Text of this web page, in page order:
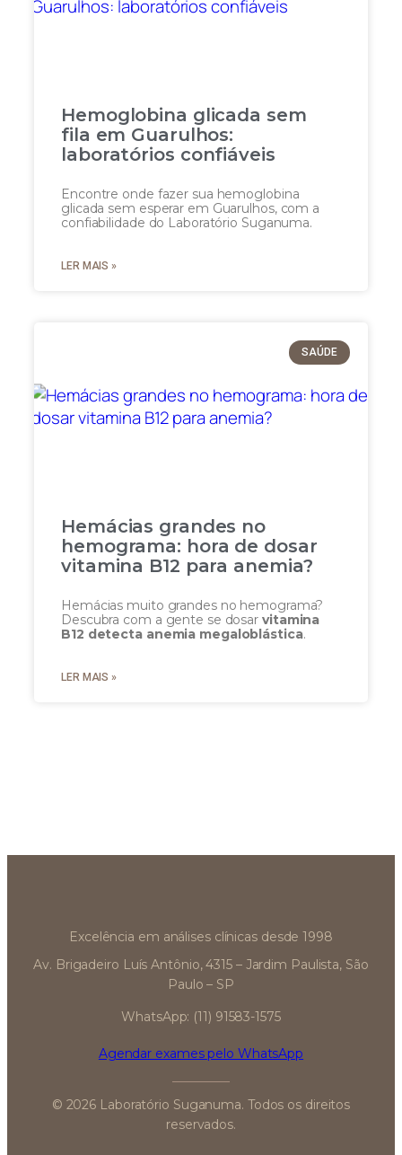
Hemoglobina glicada sem
fila em Guarulhos:
laboratórios confiáveis
Encontre onde fazer sua hemoglobina
glicada sem esperar em Guarulhos, com a
confiabilidade do Laboratório Suganuma.
LER MAIS »
SAÚDE
Hemácias grandes no
hemograma: hora de dosar
vitamina B12 para anemia?
Hemácias muito grandes no hemograma?
Descubra com a gente se dosar vitamina
B12 detecta anemia megaloblástica.
LER MAIS »
Excelência em análises clínicas desde 1998
Av. Brigadeiro Luís Antônio, 4315 – Jardim Paulista, São
Paulo – SP
WhatsApp: (11) 91583-1575
Agendar exames pelo WhatsApp
© 2026 Laboratório Suganuma. Todos os direitos
reservados.